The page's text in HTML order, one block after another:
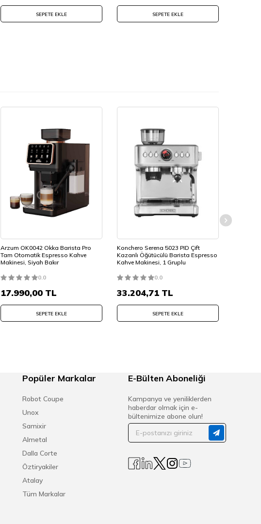
SEPETE EKLE SEPETE EKLE
Arzum OK0042 Okka Barista Pro
Tam Otomatik Espresso Kahve
Makinesi, Siyah Bakır
0.0
17.990,00 TL
SEPETE EKLE
Konchero Serena 5023 PID Çift
Kazanlı Öğütücülü Barista Espresso
Kahve Makinesi, 1 Gruplu
0.0
33.204,71 TL
SEPETE EKLE
Popüler Markalar
Robot Coupe
Unox
Samixir
Almetal
Dalla Corte
Öztiryakiler
Atalay
Tüm Markalar
E-Bülten Aboneliği
Kampanya ve yeniliklerden
haberdar olmak için e-
bültenimize abone olun!